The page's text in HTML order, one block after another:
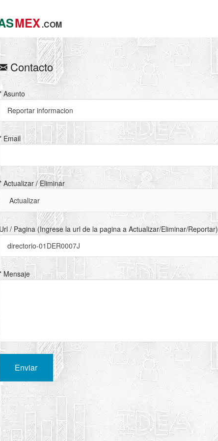
MEX.COM
Contacto
Asunto
Email
Actualizar / Eliminar
Url / Pagina (Ingrese la url de la pagina a Actualizar/Eliminar/Reportar)
Mensaje
Enviar